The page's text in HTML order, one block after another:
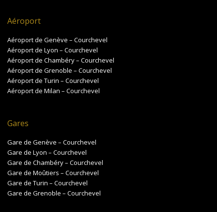
Aéroport
Aéroport de Genève – Courchevel
Aéroport de Lyon – Courchevel
Aéroport de Chambéry – Courchevel
Aéroport de Grenoble – Courchevel
Aéroport de Turin – Courchevel
Aéroport de Milan – Courchevel
Gares
Gare de Genève – Courchevel
Gare de Lyon – Courchevel
Gare de Chambéry – Courchevel
Gare de Moûtiers – Courchevel
Gare de Turin – Courchevel
Gare de Grenoble – Courchevel